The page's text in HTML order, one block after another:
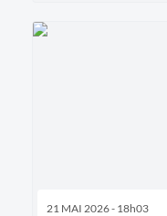
21 MAI 2026 - 18h03